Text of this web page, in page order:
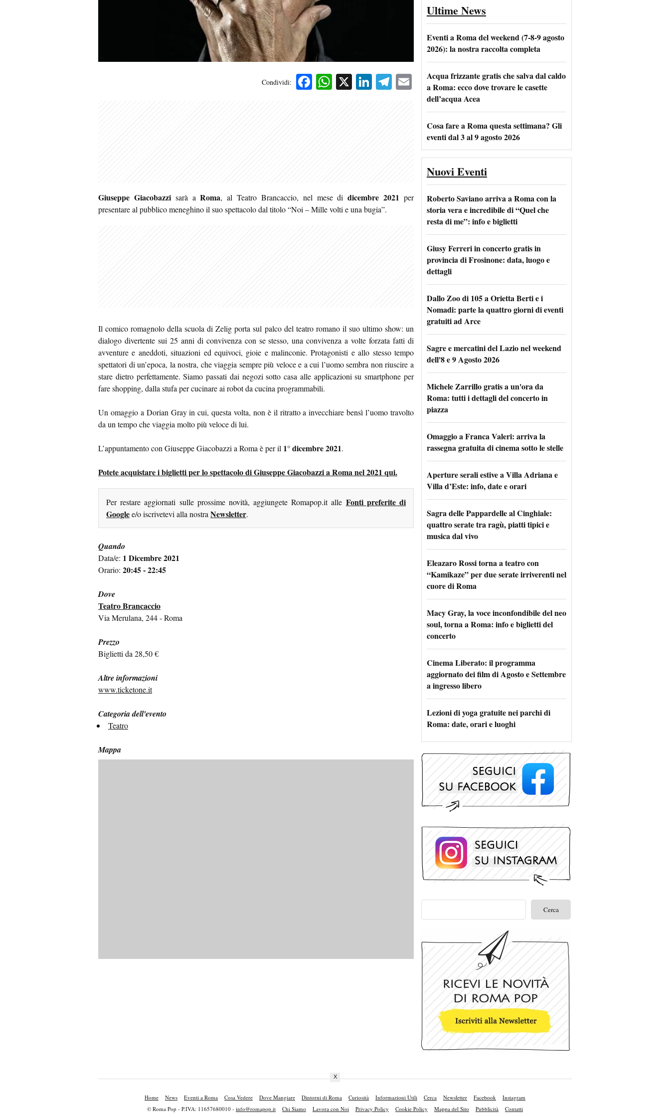
Condividi: Facebook
WhatsApp
X LinkedIn
Telegram
Email
Giuseppe Giacobazzisarà aRoma, al Teatro Brancaccio, nel mese didicembre 2021 per
presentare al pubblico meneghino il suo spettacolo dal titolo “Noi – Mille volti e una bugia”.
Il comico romagnolo della scuola di Zelig porta sul palco del teatro romano il suo ultimo show: un
dialogo divertente sui 25 anni di convivenza con se stesso, una convivenza a volte forzata fatti di
avventure e aneddoti, situazioni ed equivoci, gioie e malinconie. Protagonisti e allo stesso tempo
spettatori di un’epoca, la nostra, che viaggia sempre più veloce e a cui l’uomo sembra non riuscire a
stare dietro perfettamente. Siamo passati dai negozi sotto casa alle applicazioni su smartphone per
fare shopping, dalla stufa per cucinare ai robot da cucina programmabili.
Un omaggio a Dorian Gray in cui, questa volta, non è il ritratto a invecchiare bensì l’uomo travolto
da un tempo che viaggia molto più veloce di lui.
L’appuntamento con Giuseppe Giacobazzi a Roma è per il 1° dicembre 2021.
Potete acquistare i biglietti per lo spettacolo di Giuseppe Giacobazzi a Roma nel 2021 qui.
Per restare aggiornati sulle prossime novità, aggiungete Romapop.it alle Fonti preferite di
Googlee/o iscrivetevi alla nostraNewsletter.
Quando
Data/e: 1 Dicembre 2021
Orario: 20:45 - 22:45
Dove
Teatro Brancaccio
Via Merulana, 244 - Roma
Prezzo
Biglietti da 28,50 €
Altre informazioni
www.ticketone.it
Categoria dell'evento
Teatro
Mappa
Ultime News
Eventi a Roma del weekend (7-8-9 agosto
2026): la nostra raccolta completa
Acqua frizzante gratis che salva dal caldo
a Roma: ecco dove trovare le casette
dell’acqua Acea
Cosa fare a Roma questa settimana? Gli
eventi dal 3 al 9 agosto 2026
Nuovi Eventi
Roberto Saviano arriva a Roma con la
storia vera e incredibile di “Quel che
resta di me”: info e biglietti
Giusy Ferreri in concerto gratis in
provincia di Frosinone: data, luogo e
dettagli
Dallo Zoo di 105 a Orietta Berti e i
Nomadi: parte la quattro giorni di eventi
gratuiti ad Arce
Sagre e mercatini del Lazio nel weekend
dell'8 e 9 Agosto 2026
Michele Zarrillo gratis a un'ora da
Roma: tutti i dettagli del concerto in
piazza
Omaggio a Franca Valeri: arriva la
rassegna gratuita di cinema sotto le stelle
Aperture serali estive a Villa Adriana e
Villa d’Este: info, date e orari
Sagra delle Pappardelle al Cinghiale:
quattro serate tra ragù, piatti tipici e
musica dal vivo
Eleazaro Rossi torna a teatro con
“Kamikaze” per due serate irriverenti nel
cuore di Roma
Macy Gray, la voce inconfondibile del neo
soul, torna a Roma: info e biglietti del
concerto
Cinema Liberato: il programma
aggiornato dei film di Agosto e Settembre
a ingresso libero
Lezioni di yoga gratuite nei parchi di
Roma: date, orari e luoghi
Home News Eventi a Roma Cosa Vedere Dove Mangiare Dintorni di Roma Curiosità Informazioni Utili Cerca Newsletter Facebook
Instagram
© Roma Pop - P.IVA: 11657680010 - info@romapop.it Chi Siamo Lavora con Noi Privacy Policy Cookie Policy Mappa del Sito Pubblicità Contatti
X